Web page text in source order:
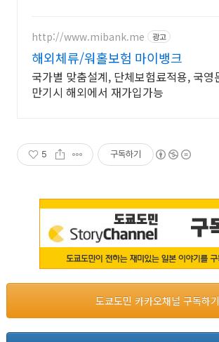
http://www.mibank.me 광고
해외체류/워홀보험 마이뱅크
국가별 맞춤설계, 단체보험료적용, 국영문가입증명서,
만기시 해외에서 재가입가능
5 구독하기
도쿄도민 카카오채널 구독하기